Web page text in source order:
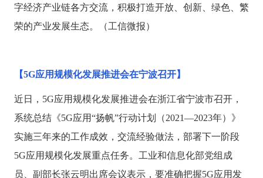
字经济产业链各方交流，积极打造开放、创新、绿色、繁
荣的产业发展生态。（工信微报）
【5G应用规模化发展推进会在宁波召开】
近日， 5G应用规模化发展推进会在浙江省宁波市召开，
系统总结《5G应用“扬帆”行动计划（2021—2023年）》
实施三年来的工作成效，交流经验做法，部署下一阶段
5G应用规模化发展重点任务。工业和信息化部党组成
员、副部长张云明出席会议表示，要准确把握5G应用发